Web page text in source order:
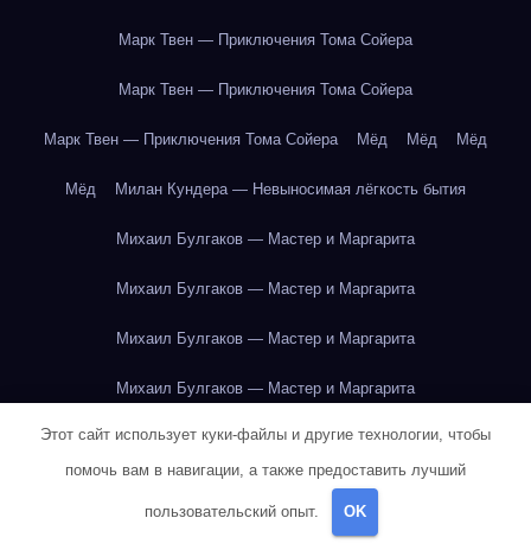
Марк Твен — Приключения Тома Сойера
Марк Твен — Приключения Тома Сойера
Марк Твен — Приключения Тома Сойера Мёд Мёд Мёд
Мёд Милан Кундера — Невыносимая лёгкость бытия
Михаил Булгаков — Мастер и Маргарита
Михаил Булгаков — Мастер и Маргарита
Михаил Булгаков — Мастер и Маргарита
Михаил Булгаков — Мастер и Маргарита
Михаил Булгаков — Мастер и Маргарита
Михаил Булгаков — Мастер и Маргарита
Михаил Булгаков — Мастер и Маргарита
Этот сайт использует куки-файлы и другие технологии, чтобы
помочь вам в навигации, а также предоставить лучший
пользовательский опыт. OK